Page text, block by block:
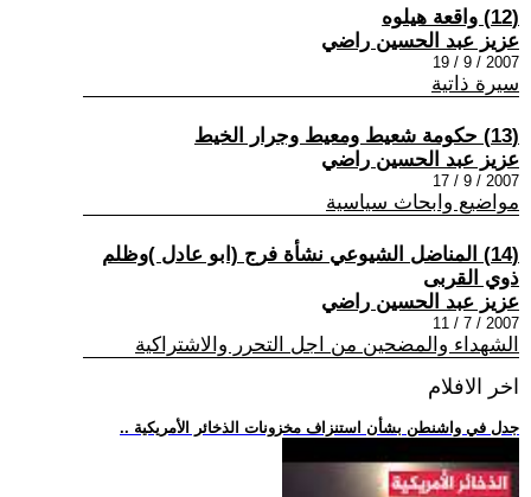
(12) واقعة هيلوه
عزيز عبد الحسين راضي
2007 / 9 / 19
سيرة ذاتية
(13) حكومة شعيط ومعيط وجرار الخيط
عزيز عبد الحسين راضي
2007 / 9 / 17
مواضيع وابحاث سياسية
(14) المناضل الشيوعي نشأة فرج (ابو عادل )وظلم
ذوي القربى
عزيز عبد الحسين راضي
2007 / 7 / 11
الشهداء والمضحين من اجل التحرر والاشتراكية
اخر الافلام
.. جدل في واشنطن بشأن استنزاف مخزونات الذخائر الأمريكية